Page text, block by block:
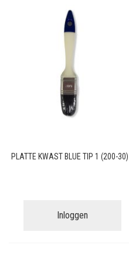
PLATTE KWAST BLUE TIP 1 (200-30)
Inloggen